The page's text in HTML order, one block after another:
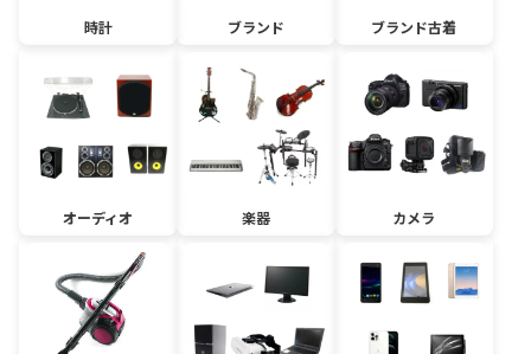
時計 ブランド ブランド古着
オーディオ 楽器 カメラ